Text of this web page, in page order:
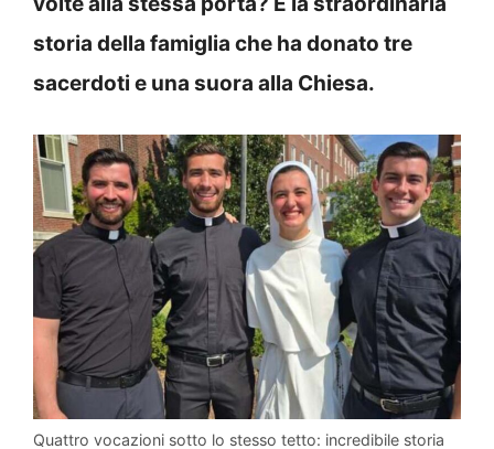
storia della famiglia che ha donato tre
sacerdoti e una suora alla Chiesa.
Quattro vocazioni sotto lo stesso tetto: incredibile storia